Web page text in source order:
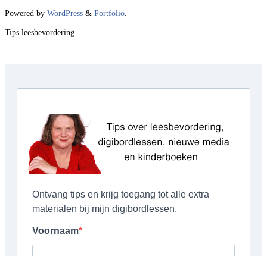
Powered by WordPress & Portfolio.
Tips leesbevordering